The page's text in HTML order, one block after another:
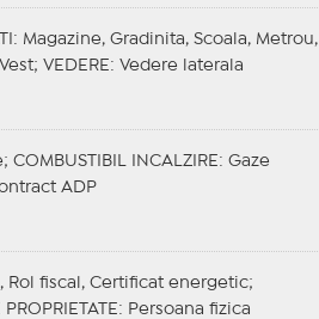
: Magazine, Gradinita, Scoala, Metrou,
VEDERE : Vedere laterala
COMBUSTIBIL INCALZIRE : Gaze
ADP
Rol fiscal, Certificat energetic;
: Persoana fizica